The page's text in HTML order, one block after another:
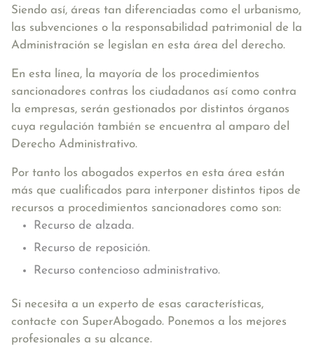
Siendo así, áreas tan diferenciadas como el urbanismo,
las subvenciones o la responsabilidad patrimonial de la
Administración se legislan en esta área del derecho.
En esta línea, la mayoría de los procedimientos
sancionadores contras los ciudadanos así como contra
la empresas, serán gestionados por distintos órganos
cuya regulación también se encuentra al amparo del
Derecho Administrativo.
Por tanto los abogados expertos en esta área están
más que cualificados para interponer distintos tipos de
recursos a procedimientos sancionadores como son:
Recurso de alzada.
Recurso de reposición.
Recurso contencioso administrativo.
Si necesita a un experto de esas características,
contacte con SuperAbogado. Ponemos a los mejores
profesionales a su alcance.